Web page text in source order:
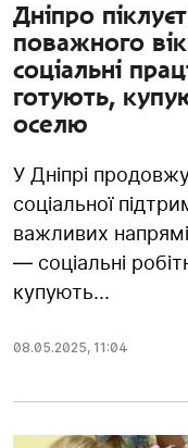
Дніпро
поважного
соціальні
готують,
оселю
У Дніпрі
соціальної
важливих
— соціальні
купують...
08.05.2025, 11:04